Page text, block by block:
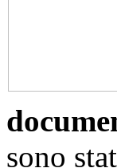
sono